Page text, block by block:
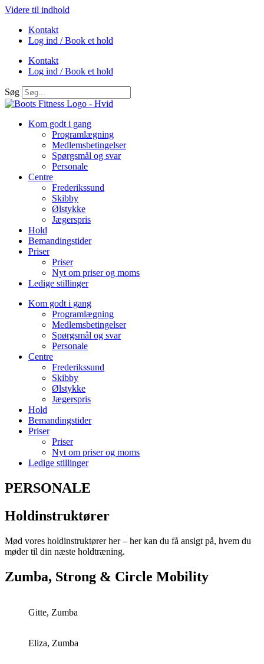
Videre til indhold
Kontakt
Log ind / Book et hold
Kontakt
Log ind / Book et hold
Søg
Kom godt i gang
Programlægning
Medlemsbetingelser
Spørgsmål og svar
Personale
Centre
Frederikssund
Skibby
Ølstykke
Jægerspris
Hold
Bemandingstider
Priser
Priser
Nyt om priser og moms
Ledige stillinger
Kom godt i gang
Programlægning
Medlemsbetingelser
Spørgsmål og svar
Personale
Centre
Frederikssund
Skibby
Ølstykke
Jægerspris
Hold
Bemandingstider
Priser
Priser
Nyt om priser og moms
Ledige stillinger
PERSONALE
Holdinstruktører
Mød vores holdinstruktører her – her kan du få ansigt på, hvem du
møder til din næste holdtræning.
Zumba, Strong & Circle Mobility
Gitte, Zumba
Eliza, Zumba